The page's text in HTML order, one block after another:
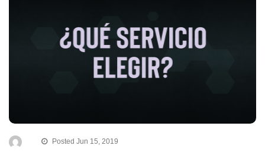
Posted Jun 15, 2019